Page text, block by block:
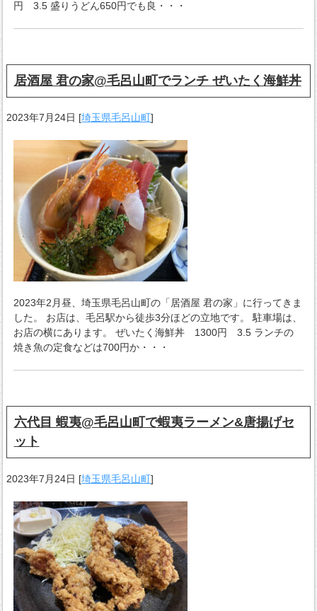
円 3.5 盛りうどん650円でも良・・・
居酒屋 君の家@毛呂山町でランチ ぜいたく海鮮丼
2023年7月24日 [埼玉県毛呂山町]
2023年2月昼、埼玉県毛呂山町の「居酒屋 君の家」に行ってきま
した。 お店は、毛呂駅から徒歩3分ほどの立地です。 駐車場は、
お店の横にあります。 ぜいたく海鮮丼 1300円 3.5 ランチの
焼き魚の定食などは700円か・・・
六代目 蝦夷@毛呂山町で蝦夷ラーメン&唐揚げセ
ット
2023年7月24日 [埼玉県毛呂山町]